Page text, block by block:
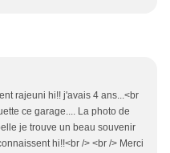
rajeuni hi!! j'avais 4 ans...<br
ce garage.... La photo de
je trouve un beau souvenir
hi!!<br /> <br /> Merci